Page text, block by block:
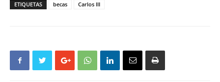
ETIQUETAS becas Carlos III